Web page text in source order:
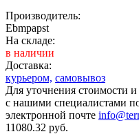
Производитель:
Ebmpapst
На складе:
в наличии
Доставка:
курьером, самовывоз
Для уточнения стоимости и
с нашими специалистами
электронной почте
11080.32 руб.